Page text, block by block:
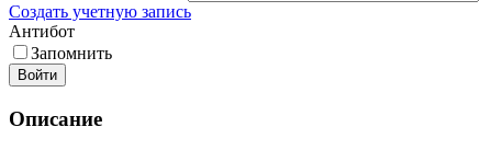
Создать учетную запись
Антибот
Запомнить
Войти
Описание